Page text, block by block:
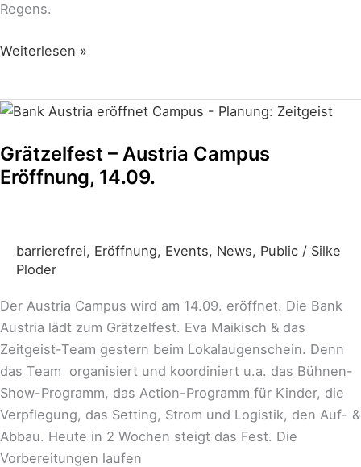
Regens.
Weiterlesen »
Grätzelfest – Austria Campus
Eröffnung, 14.09.
barrierefrei, Eröffnung, Events, News, Public / Silke
Ploder
Der Austria Campus wird am 14.09. eröffnet. Die Bank
Austria lädt zum Grätzelfest. Eva Maikisch & das
Zeitgeist-Team gestern beim Lokalaugenschein. Denn
das Team organisiert und koordiniert u.a. das Bühnen-
Show-Programm, das Action-Programm für Kinder, die
Verpflegung, das Setting, Strom und Logistik, den Auf- &
Abbau. Heute in 2 Wochen steigt das Fest. Die
Vorbereitungen laufen
Grätzelfest
Austria
Campus